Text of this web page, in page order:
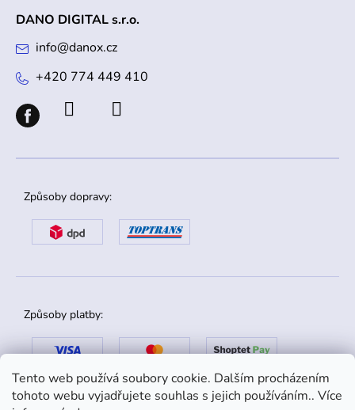
Tento web používá soubory cookie. Dalším procházením
tohoto webu vyjadřujete souhlas s jejich používáním.. Více
DANO DIGITAL s.r.o.
info@danox.cz
+420 774 449 410
Způsoby dopravy:
Způsoby platby: